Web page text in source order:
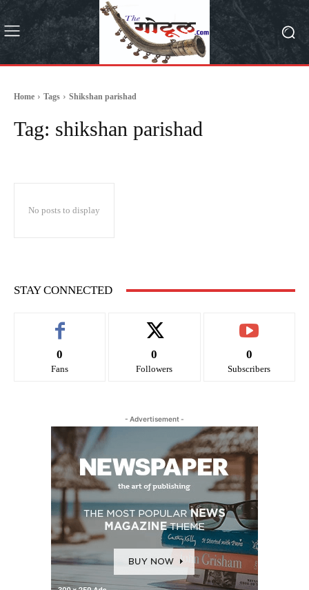
Home Tags Shikshan parishad
Tag: shikshan parishad
No posts to display
STAY CONNECTED
0
Fans
0
Followers
0
Subscribers
- Advertisement -